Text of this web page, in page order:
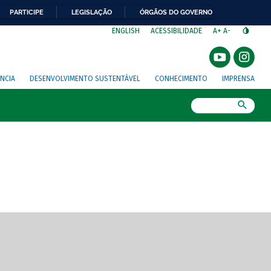
PARTICIPE LEGISLAÇÃO ÓRGÃOS DO GOVERNO
ENGLISH ACESSIBILIDADE A+ A-
DESENVOLVIMENTO SUSTENTÁVEL CONHECIMENTO IMPRENSA
de tela